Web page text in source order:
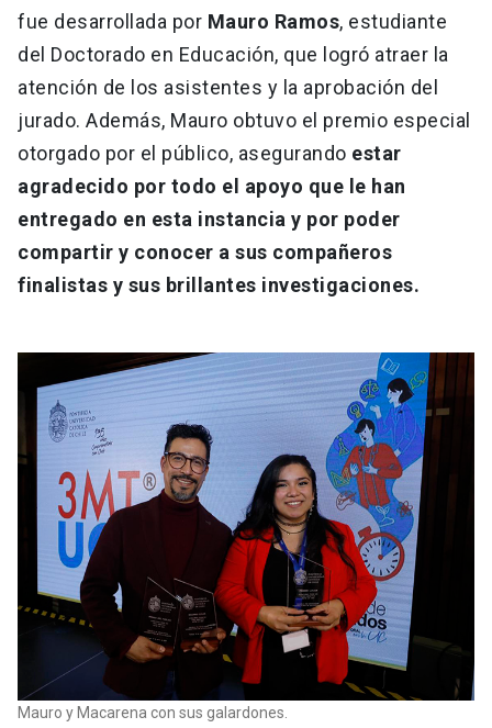
fue desarrollada por Mauro Ramos, estudiante
del Doctorado en Educación, que logró atraer la
atención de los asistentes y la aprobación del
jurado. Además, Mauro obtuvo el premio especial
otorgado por el público, asegurando estar
agradecido por todo el apoyo que le han
entregado en esta instancia y por poder
compartir y conocer a sus compañeros
finalistas y sus brillantes investigaciones.
Mauro y Macarena con sus galardones.